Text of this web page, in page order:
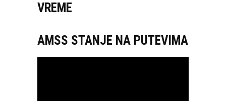
VREME
AMSS STANJE NA PUTEVIMA